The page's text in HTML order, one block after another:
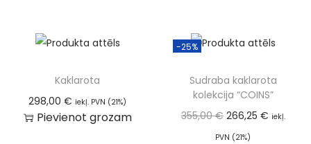
Kaklarota
298,00€ iekļ. PVN (21%)
Pievienot grozam
-25%
Sudraba kaklarota
kolekcija “COINS”
355,00€ 266,25 € iekļ.
PVN (21%)